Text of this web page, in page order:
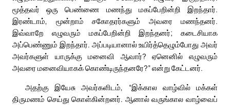
மூத்தவர் ஒரு பெண்ணை மணந்து மகப்பேறின்றி இறந்தார்.
இரண்டாம், மூன்றாம் சகோதரர்களும் அவரை மணந்தனர்.
இவ்வாறே எழுவரும் மகப்பேறின்றி இறந்தனர்; கடைசியாக
அப்பெண்ணும் இறந்தார். அப்படியானால் உயிர்த்தெழும்போது அவர்
அவர்களுள் யாருக்கு மனைவி ஆவார்? ஏனெனில் எழுவரும்
அவரை மனைவியாகக் கொண்டிருந்தனரே?” என்று கேட்டனர்.
அதற்கு இயேசு அவர்களிடம், “இக்கால வாழ்வில் மக்கள்
திருமணம் செய்து கொள்கின்றனர். ஆனால் வருங்கால வாழ்வைப்